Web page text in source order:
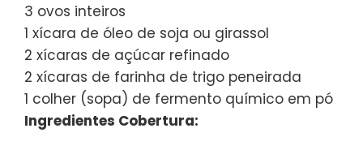
3 ovos inteiros
1 xícara de óleo de soja ou girassol
2 xícaras de açúcar refinado
2 xícaras de farinha de trigo peneirada
1 colher (sopa) de fermento químico em pó
Ingredientes Cobertura: